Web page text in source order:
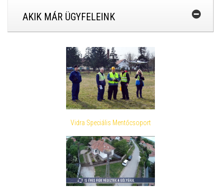
AKIK MÁR ÜGYFELEINK
Vidra Speciális Mentőcsoport